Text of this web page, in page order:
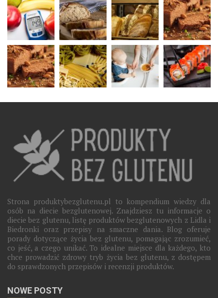
Strona produktybezglutenu.pl to kompendium wiedzy dla
osób na diecie bezglutenowej. Znajdziesz tu informacje o
diecie bez glutenu, listę produktów bezglutenowych z Lidla i
Biedronki oraz przepisy na smaczne dania. Blog oferuje
porady dotyczące życia bez glutenu, pomagając zrozumieć,
co jeść, a czego unikać. To idealne miejsce dla każdego, kto
chce prowadzić zdrowy tryb życia bez glutenu, z dostępem
do sprawdzonych przepisów i recenzji produktów.
NOWE POSTY